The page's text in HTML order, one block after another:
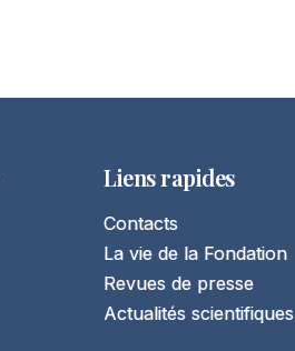
Liens rapides
Contacts
La vie de la Fondation
Revues de presse
Actualités scientifiques